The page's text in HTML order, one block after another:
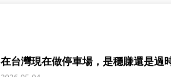
在台灣現在做停車場，是穩賺還是過